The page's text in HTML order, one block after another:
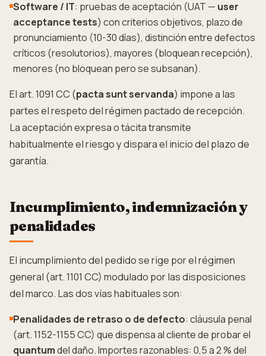
Software / IT: pruebas de aceptación (UAT — user
acceptance tests) con criterios objetivos, plazo de
pronunciamiento (10-30 días), distinción entre defectos
críticos (resolutorios), mayores (bloquean recepción),
menores (no bloquean pero se subsanan).
El art. 1091 CC (pacta sunt servanda) impone a las
partes el respeto del régimen pactado de recepción.
La aceptación expresa o tácita transmite
habitualmente el riesgo y dispara el inicio del plazo de
garantía.
Incumplimiento, indemnización y
penalidades
El incumplimiento del pedido se rige por el régimen
general (art. 1101 CC) modulado por las disposiciones
del marco. Las dos vías habituales son:
Penalidades de retraso o de defecto: cláusula penal
(art. 1152-1155 CC) que dispensa al cliente de probar el
quantumdel daño. Importes razonables: 0,5 a 2 % del